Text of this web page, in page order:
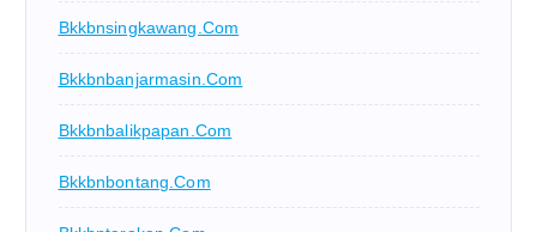
Bkkbnsingkawang.com
Bkkbnbanjarmasin.com
Bkkbnbalikpapan.com
Bkkbnbontang.com